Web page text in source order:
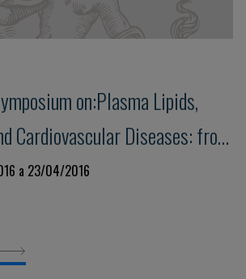
on:Plasma Lipids,
Cardiovascular Diseases: from
intervention
a 23/04/2016